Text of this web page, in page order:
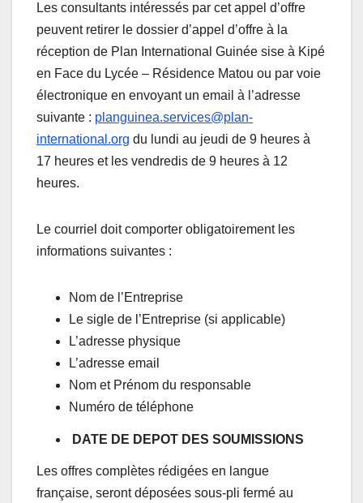
Les consultants intéressés par cet appel d’offre
peuvent retirer le dossier d’appel d’offre à la
réception de Plan International Guinée sise à Kipé
en Face du Lycée – Résidence Matou ou par voie
électronique en envoyant un email à l’adresse
suivante : planguinea.services@plan-
international.org du lundi au jeudi de 9 heures à
17 heures et les vendredis de 9 heures à 12
heures.
Le courriel doit comporter obligatoirement les
informations suivantes :
Nom de l’Entreprise
Le sigle de l’Entreprise (si applicable)
L’adresse physique
L’adresse email
Nom et Prénom du responsable
Numéro de téléphone
DATE DE DEPOT DES SOUMISSIONS
Les offres complètes rédigées en langue
française, seront déposées sous-pli fermé au